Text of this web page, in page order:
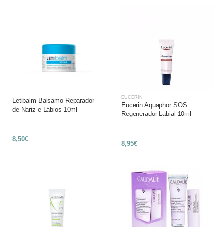
Letibalm Balsamo Reparador
de Nariz e Lábios 10ml
8,50€
EUCERIN
Eucerin Aquaphor SOS
Regenerador Labial 10ml
8,95€